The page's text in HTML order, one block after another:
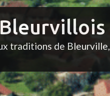
traditions de Bleurville,